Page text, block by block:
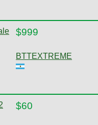
$999
BTTEXTREME
$60